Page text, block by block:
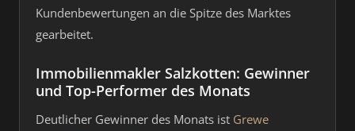
Kundenbewertungen an die Spitze des Marktes
gearbeitet.
Immobilienmakler Salzkotten: Gewinner
und Top-Performer des Monats
Deutlicher Gewinner des Monats ist Grewe